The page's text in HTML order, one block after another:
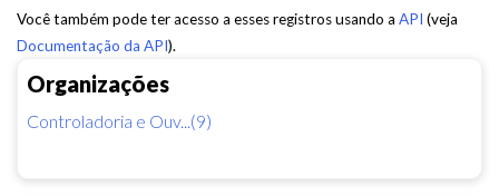
Organizações
Controladoria e Ouv...(9)
Você também pode ter acesso a esses registros usando a API (veja
Documentação da API).